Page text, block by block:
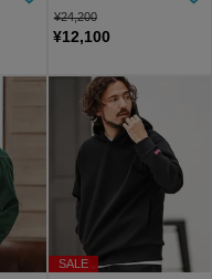
¥24,200
¥12,100
SALE